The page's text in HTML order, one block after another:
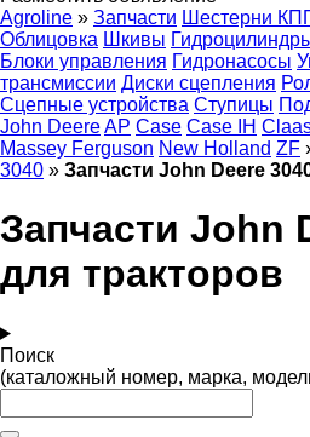
Agroline » Запчасти Шестерни
Облицовка Шкивы
Блоки управления Гидронасосы
трансмиссии Диски сцепления
Сцепные устройства Ступицы
John DeereAP Case Case IH
Massey Ferguson New Holland ZF
3040 » Запчасти John Deere
Запчасти John
для тракторов
Поиск
(каталожный номер, марка,